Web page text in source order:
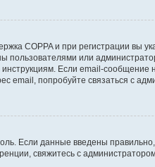
COPPA и при регистрации вы
или
Если email-сообщение
email, попробуйте связаться с
Если данные введены
свяжитесь с